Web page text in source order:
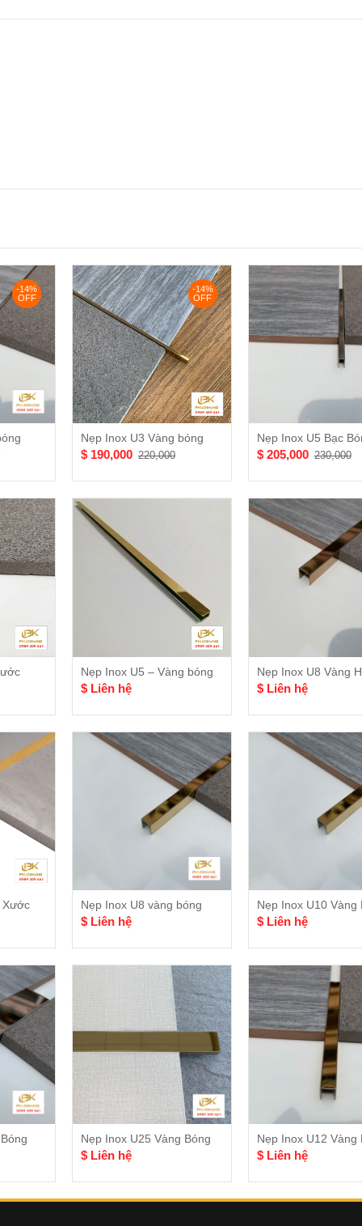
-14%
OFF
-14%
OFF
Nẹp Inox U3 Vàng bóng
$ 190,000 220,000
Nẹp Inox U5 Bạc
$ 205,000 230,000
Nẹp Inox U5 – Vàng bóng
$ Liên hệ
Nẹp Inox U8 Vàng
$ Liên hệ
Xước Nẹp Inox U8 vàng bóng
$ Liên hệ
Nẹp Inox U10 Vàng
$ Liên hệ
Nẹp Inox U25 Vàng Bóng
$ Liên hệ
Nẹp Inox U12 Vàng
$ Liên hệ
Bạc
Nẹp Inox Góc Tròn
Bạc Bóng
$ Liên hệ
Nẹp
Bạc
$ Liên